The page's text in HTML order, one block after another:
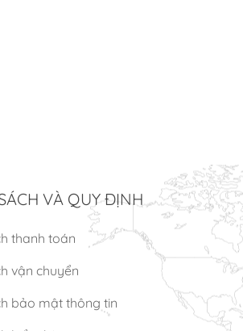
VÀ QUY ĐỊNH
thanh toán
vận chuyển
bảo mật thông tin